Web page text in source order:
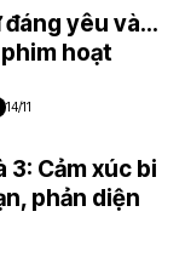
yêu và...
hoạt
14/11
3: Cảm xúc bi
phản diện